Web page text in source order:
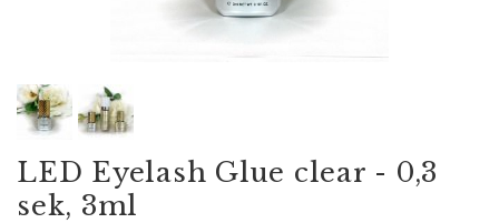
LED Eyelash Glue clear - 0,3
sek, 3ml